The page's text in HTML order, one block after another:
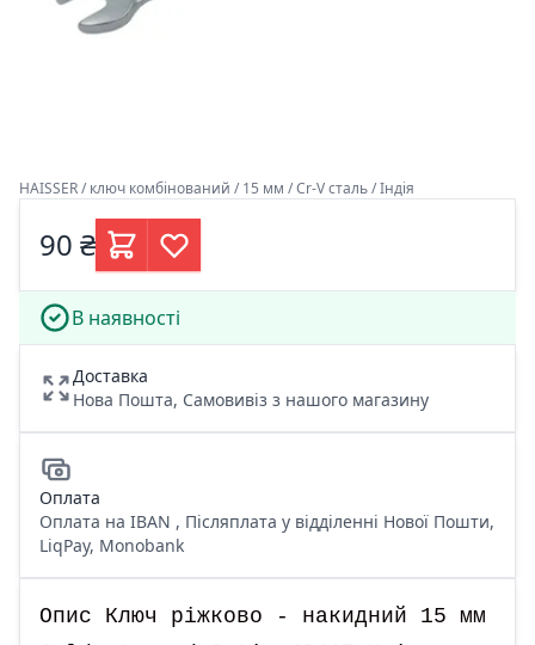
HAISSER / ключ комбінований / 15 мм / Cr-V сталь / Індія
90 ₴
В наявності
Доставка
Нова Пошта, Самовивіз з нашого магазину
Оплата
Оплата на IBAN , Післяплата у відділенні Нової Пошти,
LiqPay, Monobank
Опис Ключ ріжково - накидний 15 мм